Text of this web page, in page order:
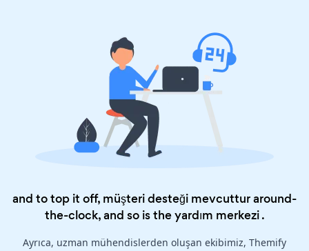
and to top it off, müşteri desteği mevcuttur around-
the-clock, and so is theyardım merkezi.
Ayrıca, uzman mühendislerden oluşan ekibimiz, Themify